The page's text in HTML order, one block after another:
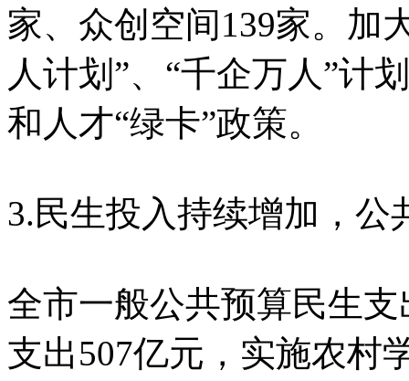
家、众创空间139家。加
人计划”、“千企万人”计
和人才“绿卡”政策。
3.民生投入持续增加，公
全市一般公共预算民生
支出507亿元，实施农村